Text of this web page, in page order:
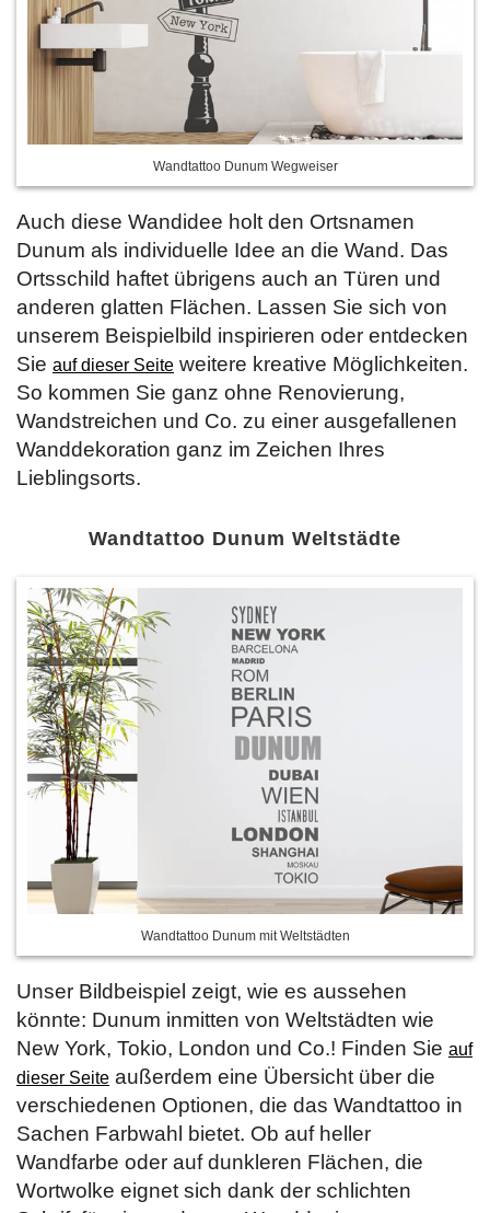
Wandtattoo Dunum Wegweiser
Auch diese Wandidee holt den Ortsnamen
Dunum als individuelle Idee an die Wand. Das
Ortsschild haftet übrigens auch an Türen und
anderen glatten Flächen. Lassen Sie sich von
unserem Beispielbild inspirieren oder entdecken
Sie auf dieser Seite weitere kreative Möglichkeiten.
So kommen Sie ganz ohne Renovierung,
Wandstreichen und Co. zu einer ausgefallenen
Wanddekoration ganz im Zeichen Ihres
Lieblingsorts.
Wandtattoo Dunum Weltstädte
Wandtattoo Dunum mit Weltstädten
Unser Bildbeispiel zeigt, wie es aussehen
könnte: Dunum inmitten von Weltstädten wie
New York, Tokio, London und Co.! Finden Sie auf
dieser Seite außerdem eine Übersicht über die
verschiedenen Optionen, die das Wandtattoo in
Sachen Farbwahl bietet. Ob auf heller
Wandfarbe oder auf dunkleren Flächen, die
Wortwolke eignet sich dank der schlichten